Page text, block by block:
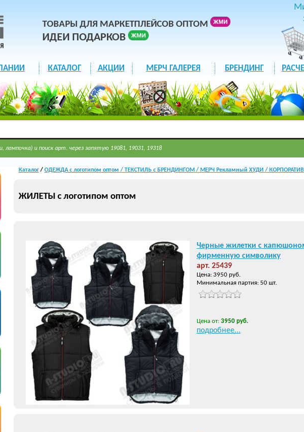
ТОВАРЫ ДЛЯ МАРКЕТПЛЕЙСОВ ОПТОМ
ИДЕИ ПОДАРКОВ
КАТАЛОГ АКЦИИ МЕРЧ ГАЛЕРЕЯ БРЕНДИНГ
и поиск арт. через запятую 19081, 19031, 19318
Каталог/ ОДЕЖДА с логотипом оптом / ТЕКСТИЛЬ с БРЕНДИНГОМ / МЕРЧ Рекламный ХУДИ /
ЖИЛЕТЫ с логотипом оптом
Черные жилетки с
фирменную символику
арт. 25439
Цена: 3950 руб.
Минимальная партия: 50 шт.
Цена от: 3950 руб.
подробнее...